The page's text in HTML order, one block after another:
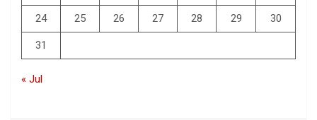
24 25 26 27 28 29 30
31
« Jul